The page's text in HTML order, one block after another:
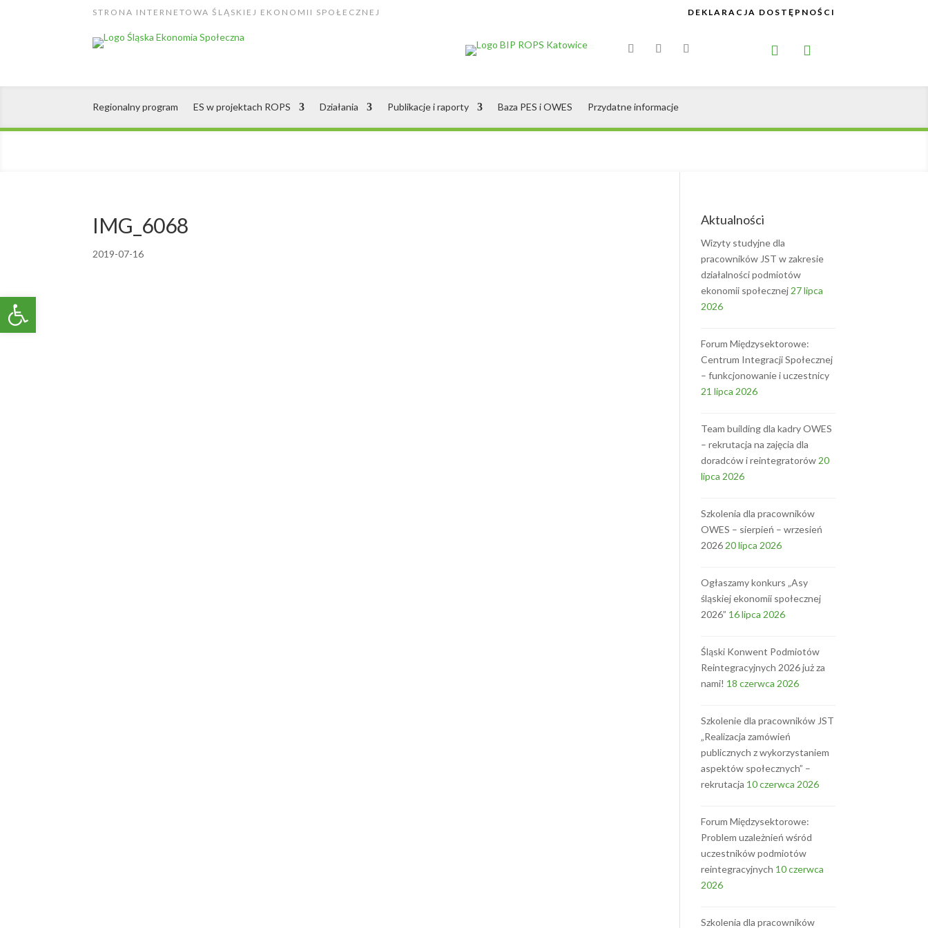
Open toolbar
STRONA INTERNETOWA ŚLĄSKIEJ EKONOMII SPOŁECZNEJ DEKLARACJA DOSTĘPNOŚCI


Regionalny program ES w projektach ROPS Działania Publikacje i raporty Baza PES i OWES Przydatne informacje
IMG_6068
2019-07-16
Aktualności
Wizyty studyjne dla
pracowników JST w zakresie
działalności podmiotów
ekonomii społecznej 27 lipca
2026
Forum Międzysektorowe:
Centrum Integracji Społecznej
– funkcjonowanie i uczestnicy
21 lipca 2026
Team building dla kadry OWES
– rekrutacja na zajęcia dla
doradców i reintegratorów 20
lipca 2026
Szkolenia dla pracowników
OWES – sierpień – wrzesień
2026 20 lipca 2026
Ogłaszamy konkurs „Asy
śląskiej ekonomii społecznej
2026” 16 lipca 2026
Śląski Konwent Podmiotów
Reintegracyjnych 2026 już za
nami! 18 czerwca 2026
Szkolenie dla pracowników JST
„Realizacja zamówień
publicznych z wykorzystaniem
aspektów społecznych” –
rekrutacja 10 czerwca 2026
Forum Międzysektorowe:
Problem uzależnień wśród
uczestników podmiotów
reintegracyjnych 10 czerwca
2026
Szkolenia dla pracowników